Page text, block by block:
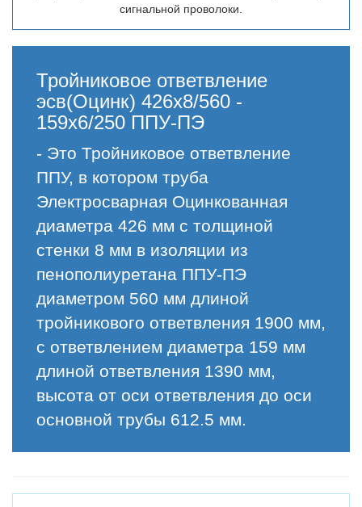
сигнальной проволоки.
Тройниковое ответвление
эсв(Оцинк) 426х8/560 -
159х6/250 ППУ-ПЭ
- Это Тройниковое ответвление
ППУ, в котором труба
Электросварная Оцинкованная
диаметра 426 мм с толщиной
стенки 8 мм в изоляции из
пенополиуретана ППУ-ПЭ
диаметром 560 мм длиной
тройникового ответвления 1900 мм,
с ответвлением диаметра 159 мм
длиной ответвления 1390 мм,
высота от оси ответвления до оси
основной трубы 612.5 мм.